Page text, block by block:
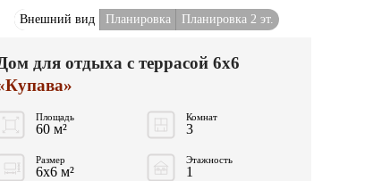
Внешний вид Планировка Планировка 2 эт.
для отдыха с террасой 6x6
Площадь
60 м²
Комнат
3
Размер
6x6 м²
Этажность
1